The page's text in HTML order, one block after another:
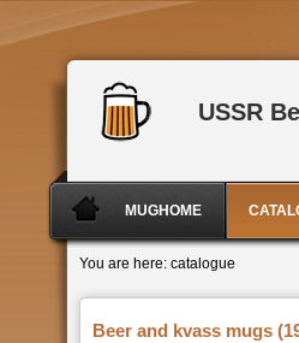
USSR
MUGHOME
You are here: catalogue
Beer and kvass mugs